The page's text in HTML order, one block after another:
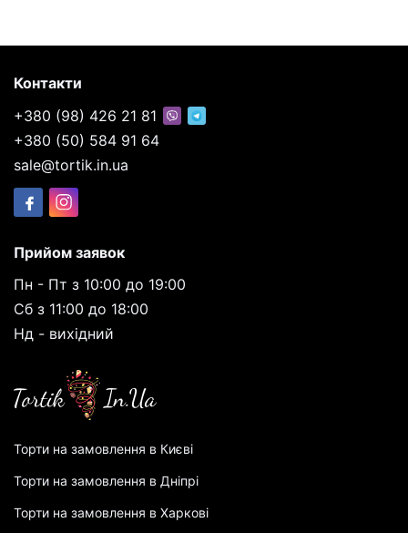
Контакти
+380 (98) 426 21 81
+380 (50) 584 91 64
sale@tortik.in.ua
Прийом заявок
Пн - Пт з 10:00 до 19:00
Сб з 11:00 до 18:00
Нд - вихідний
Торти на замовлення в Києві
Торти на замовлення в Дніпрі
Торти на замовлення в Харкові